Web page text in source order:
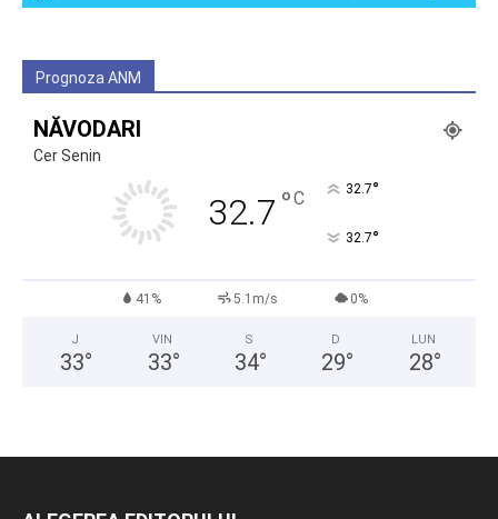
Prognoza ANM
NĂVODARI
Cer Senin
32.7 °C 32.7°
32.7°
41% 5.1m/s 0%
J
33°
VIN
33°
S
34°
D
29°
LUN
28°